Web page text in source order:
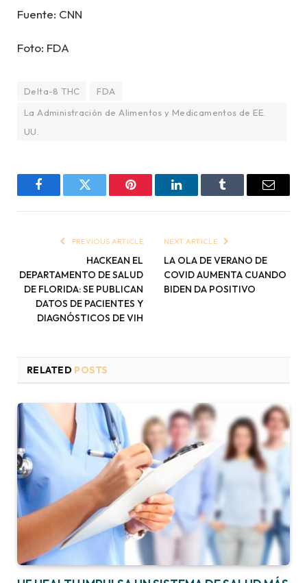
Fuente: CNN
Foto: FDA
Delta-8 THC
FDA
La Administración de Alimentos y Medicamentos de EE.
UU.
FacebookTwitter Pinterest LinkedInTumblr Email
PREVIOUS ARTICLE
HACKEAN EL
DEPARTAMENTO DE SALUD
DE FLORIDA: SE PUBLICAN
DATOS DE PACIENTES Y
DIAGNÓSTICOS DE VIH
NEXT ARTICLE
LA OLA DE VERANO DE
COVID AUMENTA CUANDO
BIDEN DA POSITIVO
RELATED POSTS